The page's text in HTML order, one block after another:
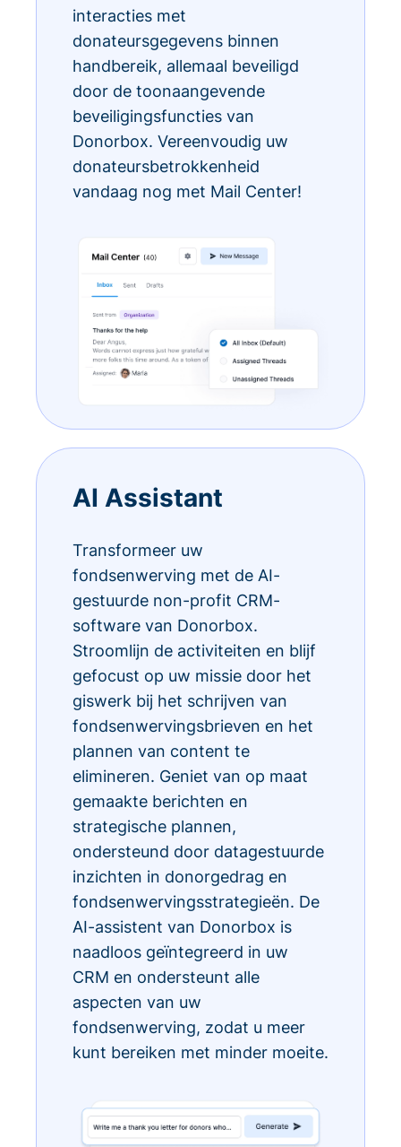
interacties met
donateursgegevens binnen
handbereik, allemaal beveiligd
door de toonaangevende
beveiligingsfuncties van
Donorbox. Vereenvoudig uw
donateursbetrokkenheid
vandaag nog met Mail Center!
AI Assistant
Transformeer uw
fondsenwerving met de AI-
gestuurde non-profit CRM-
software van Donorbox.
Stroomlijn de activiteiten en blijf
gefocust op uw missie door het
giswerk bij het schrijven van
fondsenwervingsbrieven en het
plannen van content te
elimineren. Geniet van op maat
gemaakte berichten en
strategische plannen,
ondersteund door datagestuurde
inzichten in donorgedrag en
fondsenwervingsstrategieën. De
AI-assistent van Donorbox is
naadloos geïntegreerd in uw
CRM en ondersteunt alle
aspecten van uw
fondsenwerving, zodat u meer
kunt bereiken met minder moeite.